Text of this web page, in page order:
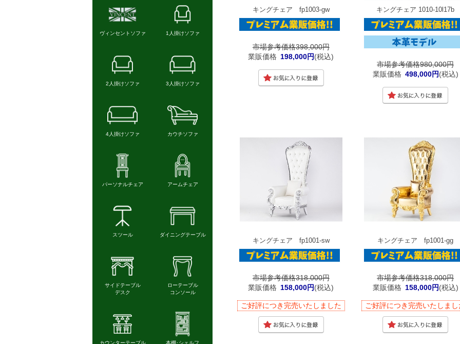
キングチェア fp1003-gw
市場参考価格398,000円
業販価格 198,000円(税込)
キングチェア 1010-10l17b
市場参考価格980,000円
業販価格 498,000円(税込)
キングチェア fp1001-sw
市場参考価格318,000円
業販価格 158,000円(税込)
ご好評につき完売いたしました
キングチェア fp1001-gg
市場参考価格318,000円
業販価格 158,000円(税込)
ご好評につき完売いたしまし